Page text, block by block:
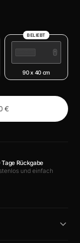
BELIEBT
90 x 40 cm
€
Rückgabe
und einfach